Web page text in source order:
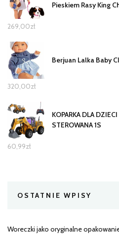
Pieskiem Rasy King
269,00zł
Berjuan Lalka Baby
320,00zł
KOPARKA DLA
STEROWANA 1S
60,99zł
OSTATNIE WPISY
Woreczki jako oryginalne